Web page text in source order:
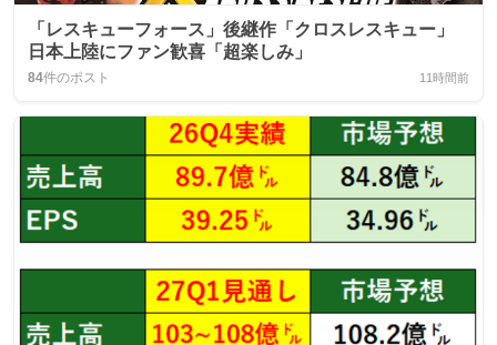
「レスキューフォース」後継作「クロスレスキュー」
日本上陸にファン歓喜「超楽しみ」
84件のポスト 11時間前